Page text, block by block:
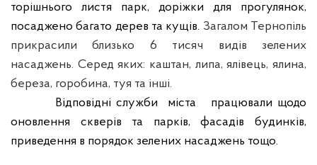
торішнього листя парк, доріжки для прогулянок,
посаджено багато дерев та кущів. Загалом Тернопіль
прикрасили близько 6 тисяч видів зелених
насаджень. Серед яких: каштан, липа, ялівець, ялина,
береза, горобина, туя та інші.
Відповідні служби
міста
працювали щодо
оновлення скверів та парків, фасадів будинків,
приведення в порядок зелених насаджень тощо.